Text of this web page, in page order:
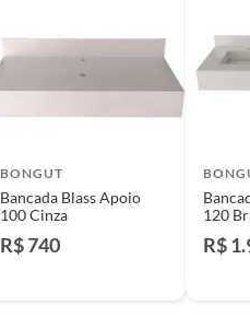
BONGUT
Bancada Blass Apoio
100 Cinza
R$ 740
120
R$